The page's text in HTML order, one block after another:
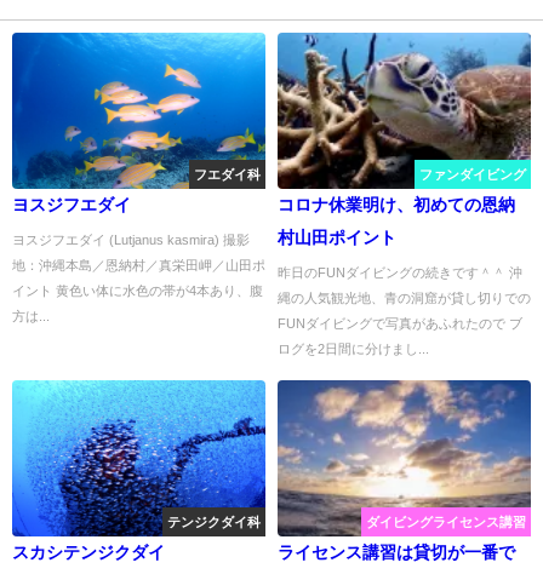
フエダイ科
ヨスジフエダイ
ヨスジフエダイ (Lutjanus kasmira) 撮影
地：沖縄本島／恩納村／真栄田岬／山田ポ
イント 黄色い体に水色の帯が4本あり、腹
方は...
ファンダイビング
コロナ休業明け、初めての恩納
村山田ポイント
昨日のFUNダイビングの続きです＾＾ 沖
縄の人気観光地、青の洞窟が貸し切りでの
FUNダイビングで写真があふれたので ブ
ログを2日間に分けまし...
テンジクダイ科
スカシテンジクダイ
ダイビングライセンス講習
ライセンス講習は貸切が一番で